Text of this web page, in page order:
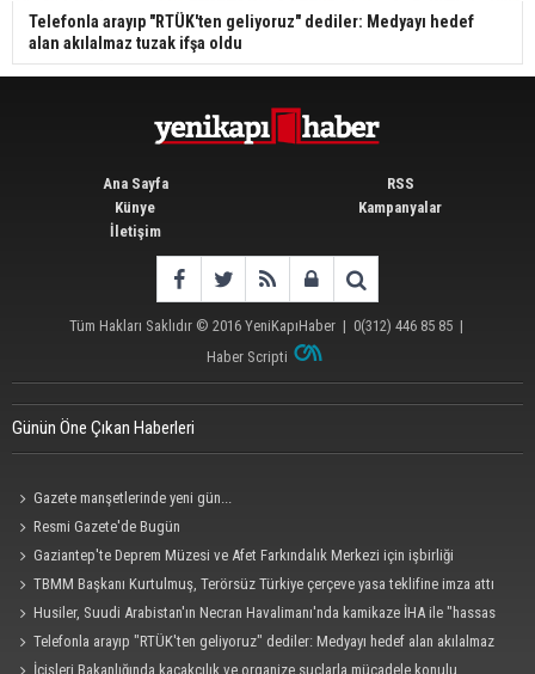
Telefonla arayıp "RTÜK'ten geliyoruz" dediler: Medyayı hedef
alan akılalmaz tuzak ifşa oldu
Ana Sayfa
Künye
İletişim
RSS
Kampanyalar
Tüm Hakları Saklıdır © 2016 YeniKapıHaber| 0(312) 446 85 85|
Haber Scripti
Günün Öne Çıkan Haberleri
Gazete manşetlerinde yeni gün...
Resmi Gazete'de Bugün
Gaziantep'te Deprem Müzesi ve Afet Farkındalık Merkezi için işbirliği
protokolü imzalandı
TBMM Başkanı Kurtulmuş, Terörsüz Türkiye çerçeve yasa teklifine imza attı
Husiler, Suudi Arabistan'ın Necran Havalimanı'nda kamikaze İHA ile "hassas
bir hedefi" vurduklarını açıkladı
Telefonla arayıp "RTÜK'ten geliyoruz" dediler: Medyayı hedef alan akılalmaz
tuzak ifşa oldu
İçişleri Bakanlığında kaçakçılık ve organize suçlarla mücadele konulu